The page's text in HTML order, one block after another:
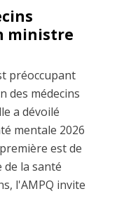
ministre
préoccupant
des médecins
a dévoilé
mentale 2026
est de
la santé
l'AMPQ invite